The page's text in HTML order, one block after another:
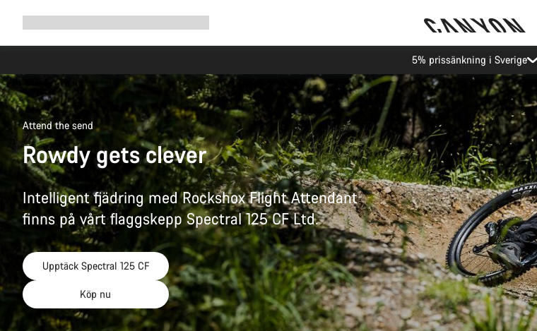
5% prissänkning i Sverige
Attend the send
Rowdy gets clever
Intelligent fjädring med Rockshox Flight Attendant
finns på vårt flaggskepp Spectral 125 CF Ltd.
Upptäck Spectral 125 CF
Köp nu